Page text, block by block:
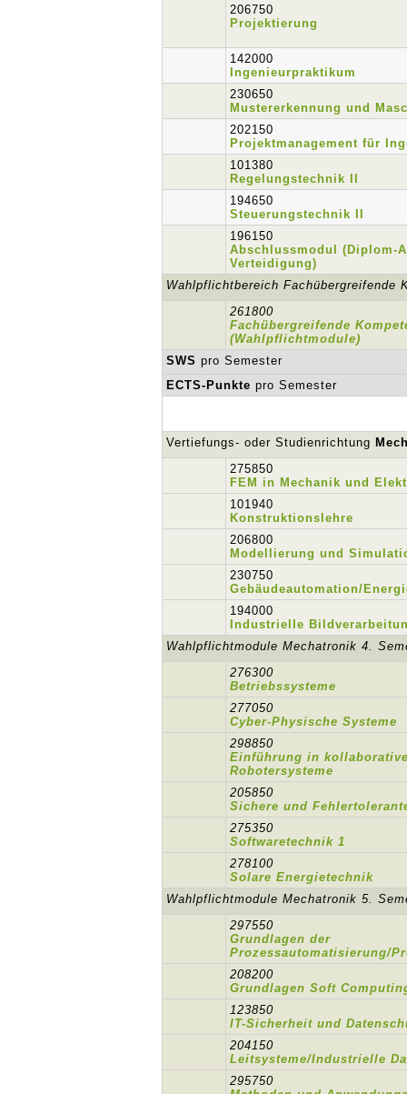
206750
Projektierung
142000
Ingenieurpraktikum
230650
Mustererkennung und
202150
Projektmanagement für
101380
Regelungstechnik II
194650
Steuerungstechnik II
196150
Abschlussmodul (Diplom-
Verteidigung)
Wahlpflichtbereich Fachübergreifende
261800
Fachübergreifende
(Wahlpflichtmodule)
SWS pro Semester
ECTS-Punktepro Semester
Vertiefungs- oder Studienrichtung
275850
FEM in Mechanik und
101940
Konstruktionslehre
206800
Modellierung und
230750
Gebäudeautomation/
194000
Industrielle
Wahlpflichtmodule Mechatronik 4.
276300
Betriebssysteme
277050
Cyber-Physische Systeme
298850
Einführung in
Robotersysteme
205850
Sichere und
275350
Softwaretechnik 1
278100
Solare Energietechnik
Wahlpflichtmodule Mechatronik 5.
297550
Grundlagen der
Prozessautomatisierung/
208200
Grundlagen Soft
123850
IT-Sicherheit und
204150
Leitsysteme/Industrielle
295750